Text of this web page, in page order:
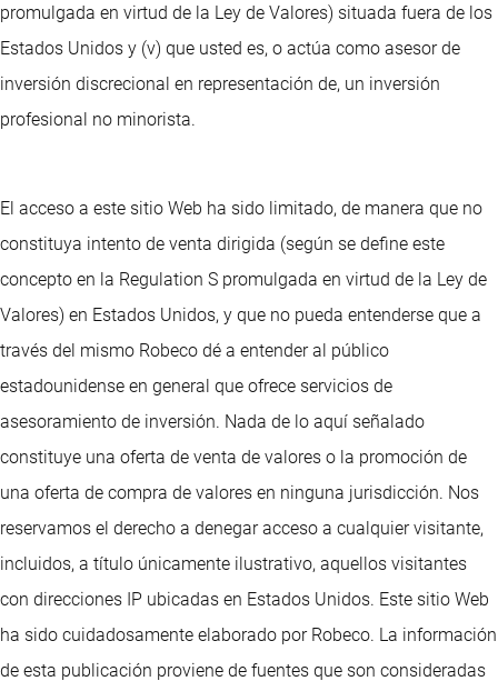
promulgada en virtud de la Ley de Valores) situada fuera de los
Estados Unidos y (v) que usted es, o actúa como asesor de
inversión discrecional en representación de, un inversión
profesional no minorista.
El acceso a este sitio Web ha sido limitado, de manera que no
constituya intento de venta dirigida (según se define este
concepto en la Regulation S promulgada en virtud de la Ley de
Valores) en Estados Unidos, y que no pueda entenderse que a
través del mismo Robeco dé a entender al público
estadounidense en general que ofrece servicios de
asesoramiento de inversión. Nada de lo aquí señalado
constituye una oferta de venta de valores o la promoción de
una oferta de compra de valores en ninguna jurisdicción. Nos
reservamos el derecho a denegar acceso a cualquier visitante,
incluidos, a título únicamente ilustrativo, aquellos visitantes
con direcciones IP ubicadas en Estados Unidos. Este sitio Web
ha sido cuidadosamente elaborado por Robeco. La información
de esta publicación proviene de fuentes que son consideradas